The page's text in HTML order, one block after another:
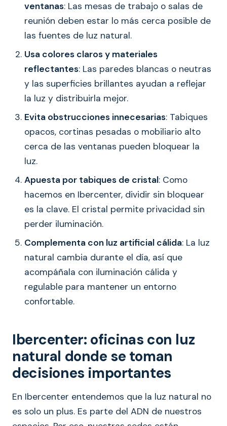
ventanas: Las mesas de trabajo o salas de
reunión deben estar lo más cerca posible de
las fuentes de luz natural.
Usa colores claros y materiales
reflectantes: Las paredes blancas o neutras
y las superficies brillantes ayudan a reflejar
la luz y distribuirla mejor.
Evita obstrucciones innecesarias: Tabiques
opacos, cortinas pesadas o mobiliario alto
cerca de las ventanas pueden bloquear la
luz.
Apuesta por tabiques de cristal: Como
hacemos en Ibercenter, dividir sin bloquear
es la clave. El cristal permite privacidad sin
perder iluminación.
Complementa con luz artificial cálida: La luz
natural cambia durante el día, así que
acompáñala con iluminación cálida y
regulable para mantener un entorno
confortable.
Ibercenter: oficinas con luz
natural donde se toman
decisiones importantes
En Ibercenter entendemos que la luz natural no
es solo un plus. Es parte del ADN de nuestros